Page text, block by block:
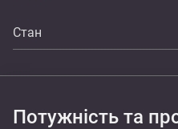
Стан
Потужність та